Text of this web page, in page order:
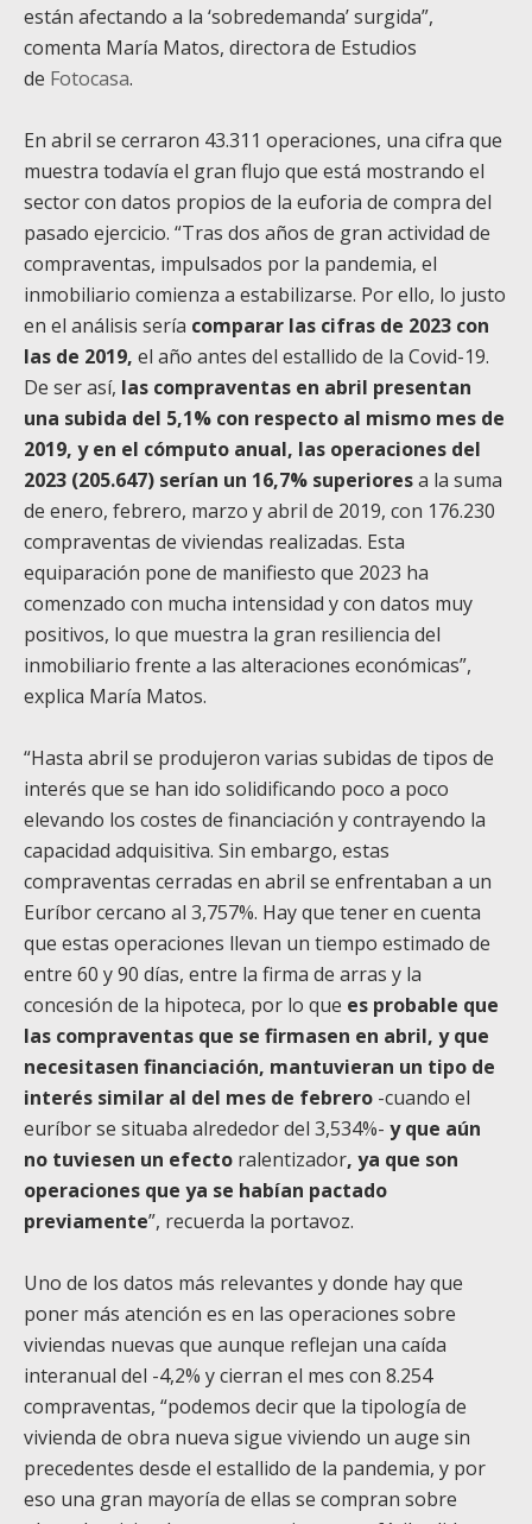
están afectando a la ‘sobredemanda’ surgida”,
comenta María Matos, directora de Estudios
de Fotocasa.
En abril se cerraron 43.311 operaciones, una cifra que
muestra todavía el gran flujo que está mostrando el
sector con datos propios de la euforia de compra del
pasado ejercicio. “Tras dos años de gran actividad de
compraventas, impulsados por la pandemia, el
inmobiliario comienza a estabilizarse. Por ello, lo justo
en el análisis sería comparar las cifras de 2023 con
las de 2019, el año antes del estallido de la Covid-19.
De ser así, las compraventas en abril presentan
una subida del 5,1% con respecto al mismo mes de
2019, y en el cómputo anual, las operaciones del
2023 (205.647) serían un 16,7% superioresa la suma
de enero, febrero, marzo y abril de 2019, con 176.230
compraventas de viviendas realizadas. Esta
equiparación pone de manifiesto que 2023 ha
comenzado con mucha intensidad y con datos muy
positivos, lo que muestra la gran resiliencia del
inmobiliario frente a las alteraciones económicas”,
explica María Matos.
“Hasta abril se produjeron varias subidas de tipos de
interés que se han ido solidificando poco a poco
elevando los costes de financiación y contrayendo la
capacidad adquisitiva. Sin embargo, estas
compraventas cerradas en abril se enfrentaban a un
Euríbor cercano al 3,757%. Hay que tener en cuenta
que estas operaciones llevan un tiempo estimado de
entre 60 y 90 días, entre la firma de arras y la
concesión de la hipoteca, por lo que es probable que
las compraventas que se firmasen en abril, y que
necesitasen financiación, mantuvieran un tipo de
interés similar al del mes de febrero -cuando el
euríbor se situaba alrededor del 3,534%- y que aún
no tuviesen un efecto ralentizador, ya que son
operaciones que ya se habían pactado
previamente”, recuerda la portavoz.
Uno de los datos más relevantes y donde hay que
poner más atención es en las operaciones sobre
viviendas nuevas que aunque reflejan una caída
interanual del -4,2% y cierran el mes con 8.254
compraventas, “podemos decir que la tipología de
vivienda de obra nueva sigue viviendo un auge sin
precedentes desde el estallido de la pandemia, y por
eso una gran mayoría de ellas se compran sobre